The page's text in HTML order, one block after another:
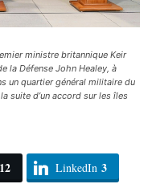
ministre britannique Keir
la Défense John Healey, à
un quartier général militaire du
suite d’un accord sur les îles
12 LinkedIn 3